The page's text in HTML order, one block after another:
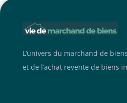
L’univers du marchand de biens
et de l’achat revente de biens